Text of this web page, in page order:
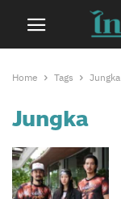
Home Tags Jungka
Jungka